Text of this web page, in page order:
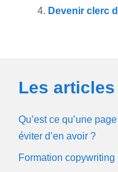
Devenir clerc
Les
Qu’est ce qu’une
éviter d’en avoir ?
Formation